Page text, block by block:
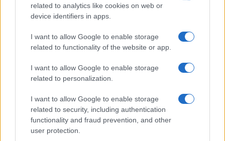
related to analytics like cookies on web or
device identifiers in apps.
I want to allow Google to enable storage
related to functionality of the website or app.
I want to allow Google to enable storage
related to personalization.
I want to allow Google to enable storage
related to security, including authentication
functionality and fraud prevention, and other
user protection.
F
ce
o
k
T
it
te
r
Pi
te
re
st
W
at
s
A
p
p
S
a
re
Articolo precedente
NOTIZIE RECENTI
Sangue, musica e solidarietà con Avis Olbia al